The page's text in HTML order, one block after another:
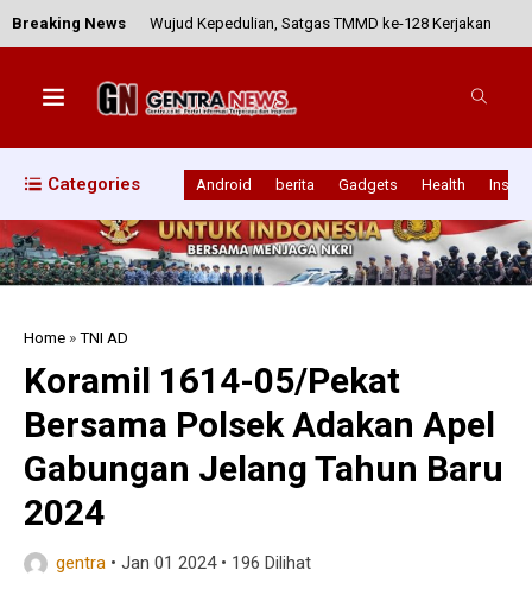
Breaking News Wujud Kepedulian, Satgas TMMD ke-128 Kerjakan
Pimpin Upacara 17-an, Dandim 1630/Mabar
Penghematan Energi
Sertu Andre T Monitoring Proyek K-SIGN, Situasi
Categories Android berita Gadgets Health
Home »TNI AD
Koramil 1614-05/Pekat
Bersama Polsek Adakan Apel
Gabungan Jelang Tahun Baru
2024
gentra • Jan 01 2024• 196 Dilihat